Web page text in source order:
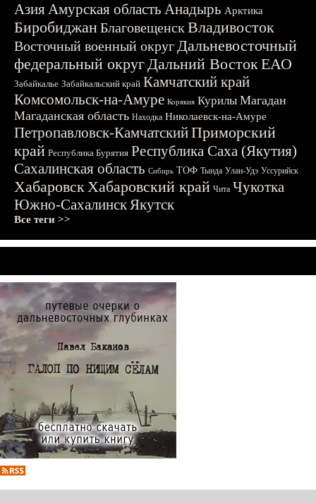
АзияАмурская область Анадырь Арктика
БиробиджанБлаговещенскВладивосток
Восточный военный округДальневосточный
федеральный округДальний ВостокЕАО
Забайкалье Забайкальский край Камчатский край
Комсомольск-на-Амуре Корякия Курилы Магадан
Магаданская область Находка Николаевск-на-Амуре
Петропавловск-КамчатскийПриморский
край Республика Бурятия Республика Саха (Якутия)
Сахалинская область Сибирь ТОФ Тында Улан-Удэ Уссурийск
ХабаровскХабаровский край Чита Чукотка
Южно-СахалинскЯкутск
Все теги >>